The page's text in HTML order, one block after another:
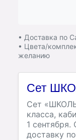
• Доставка по
• Цвета/
желанию
Сет
Сет
класса,
1
доставку